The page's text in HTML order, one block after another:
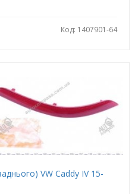
Код: 1407901-64
VW Caddy IV 15-